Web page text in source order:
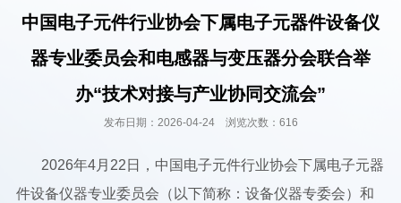
中国电子元件行业协会下属电子元器件设备仪
器专业委员会和电感器与变压器分会联合举
办“技术对接与产业协同交流会”
发布日期：2026-04-24 浏览次数：616
2026年4月22日，中国电子元件行业协会下属电子元器
件设备仪器专业委员会（以下简称：设备仪器专委会）和